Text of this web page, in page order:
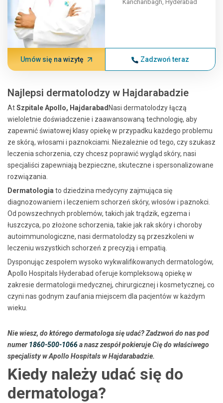
Kanchanbagh, Hyderabad
Umów się na wizytę Zadzwoń teraz
Najlepsi dermatolodzy w Hajdarabadzie
AtSzpitale Apollo, Hajdarabad Nasi dermatolodzy łączą
wieloletnie doświadczenie i zaawansowaną technologię, aby
zapewnić światowej klasy opiekę w przypadku każdego problemu
ze skórą, włosami i paznokciami. Niezależnie od tego, czy szukasz
leczenia schorzenia, czy chcesz poprawić wygląd skóry, nasi
specjaliści zapewniają bezpieczne, skuteczne i spersonalizowane
rozwiązania.
Dermatologia to dziedzina medycyny zajmująca się
diagnozowaniem i leczeniem schorzeń skóry, włosów i paznokci.
Od powszechnych problemów, takich jak trądzik, egzema i
łuszczyca, po złożone schorzenia, takie jak rak skóry i choroby
autoimmunologiczne, nasi dermatolodzy są przeszkoleni w
leczeniu wszystkich schorzeń z precyzją i empatią.
Dysponując zespołem wysoko wykwalifikowanych dermatologów,
Apollo Hospitals Hyderabad oferuje kompleksową opiekę w
zakresie dermatologii medycznej, chirurgicznej i kosmetycznej, co
czyni nas godnym zaufania miejscem dla pacjentów w każdym
wieku.
Nie wiesz, do którego dermatologa się udać? Zadzwoń do nas pod
numer1860-500-1066a nasz zespół pokieruje Cię do właściwego
specjalisty w Apollo Hospitals w Hajdarabadzie.
Kiedy należy udać się do
dermatologa?